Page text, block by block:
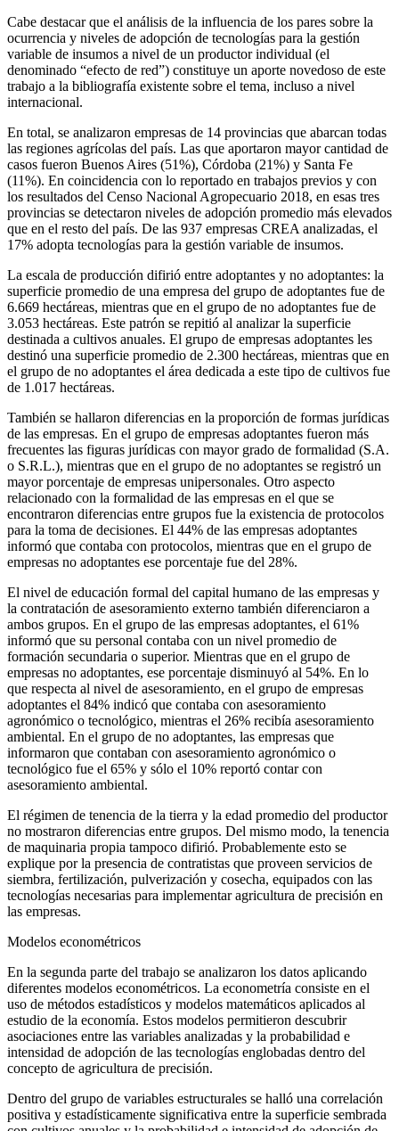
Cabe destacar que el análisis de la influencia de los pares sobre la
ocurrencia y niveles de adopción de tecnologías para la gestión
variable de insumos a nivel de un productor individual (el
denominado “efecto de red”) constituye un aporte novedoso de este
trabajo a la bibliografía existente sobre el tema, incluso a nivel
internacional.
En total, se analizaron empresas de 14 provincias que abarcan todas
las regiones agrícolas del país. Las que aportaron mayor cantidad de
casos fueron Buenos Aires (51%), Córdoba (21%) y Santa Fe
(11%). En coincidencia con lo reportado en trabajos previos y con
los resultados del Censo Nacional Agropecuario 2018, en esas tres
provincias se detectaron niveles de adopción promedio más elevados
que en el resto del país. De las 937 empresas CREA analizadas, el
17% adopta tecnologías para la gestión variable de insumos.
La escala de producción difirió entre adoptantes y no adoptantes: la
superficie promedio de una empresa del grupo de adoptantes fue de
6.669 hectáreas, mientras que en el grupo de no adoptantes fue de
3.053 hectáreas. Este patrón se repitió al analizar la superficie
destinada a cultivos anuales. El grupo de empresas adoptantes les
destinó una superficie promedio de 2.300 hectáreas, mientras que en
el grupo de no adoptantes el área dedicada a este tipo de cultivos fue
de 1.017 hectáreas.
También se hallaron diferencias en la proporción de formas jurídicas
de las empresas. En el grupo de empresas adoptantes fueron más
frecuentes las figuras jurídicas con mayor grado de formalidad (S.A.
o S.R.L.), mientras que en el grupo de no adoptantes se registró un
mayor porcentaje de empresas unipersonales. Otro aspecto
relacionado con la formalidad de las empresas en el que se
encontraron diferencias entre grupos fue la existencia de protocolos
para la toma de decisiones. El 44% de las empresas adoptantes
informó que contaba con protocolos, mientras que en el grupo de
empresas no adoptantes ese porcentaje fue del 28%.
El nivel de educación formal del capital humano de las empresas y
la contratación de asesoramiento externo también diferenciaron a
ambos grupos. En el grupo de las empresas adoptantes, el 61%
informó que su personal contaba con un nivel promedio de
formación secundaria o superior. Mientras que en el grupo de
empresas no adoptantes, ese porcentaje disminuyó al 54%. En lo
que respecta al nivel de asesoramiento, en el grupo de empresas
adoptantes el 84% indicó que contaba con asesoramiento
agronómico o tecnológico, mientras el 26% recibía asesoramiento
ambiental. En el grupo de no adoptantes, las empresas que
informaron que contaban con asesoramiento agronómico o
tecnológico fue el 65% y sólo el 10% reportó contar con
asesoramiento ambiental.
El régimen de tenencia de la tierra y la edad promedio del productor
no mostraron diferencias entre grupos. Del mismo modo, la tenencia
de maquinaria propia tampoco difirió. Probablemente esto se
explique por la presencia de contratistas que proveen servicios de
siembra, fertilización, pulverización y cosecha, equipados con las
tecnologías necesarias para implementar agricultura de precisión en
las empresas.
Modelos econométricos
En la segunda parte del trabajo se analizaron los datos aplicando
diferentes modelos econométricos. La econometría consiste en el
uso de métodos estadísticos y modelos matemáticos aplicados al
estudio de la economía. Estos modelos permitieron descubrir
asociaciones entre las variables analizadas y la probabilidad e
intensidad de adopción de las tecnologías englobadas dentro del
concepto de agricultura de precisión.
Dentro del grupo de variables estructurales se halló una correlación
positiva y estadísticamente significativa entre la superficie sembrada